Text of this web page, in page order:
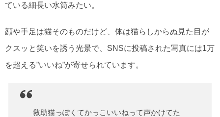
ている細長い水筒みたい。
顔や手足は猫そのものだけど、体は猫らしからぬ見た目が
クスッと笑いを誘う光景で、SNSに投稿された写真には1万
を超える”いいね”が寄せられています。
救助猫っぽくてかっこいいねって声かけてた